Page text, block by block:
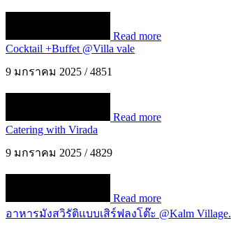
Read more
Cocktail +Buffet @Villa vale
9 มกราคม 2025 / 4851
Read more
Catering with Virada
9 มกราคม 2025 / 4829
Read more
อาหารมังสวิรัติแบบเสิร์ฟลงโต๊ะ @Kalm Village.